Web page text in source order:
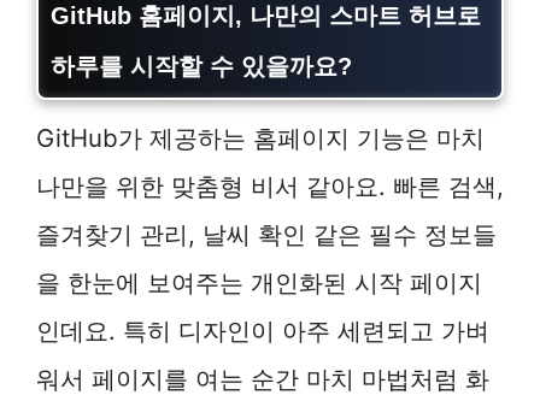
GitHub 홈페이지 , 나만의 스마트 허브로
하루를 시작할 수 있을까요?
GitHub가 제공하는 홈페이지 기능은 마치
나만을 위한 맞춤형 비서 같아요. 빠른 검색,
즐겨찾기 관리, 날씨 확인 같은 필수 정보들
을 한눈에 보여주는 개인화된 시작 페이지
인데요. 특히 디자인이 아주 세련되고 가벼
워서 페이지를 여는 순간 마치 마법처럼 화